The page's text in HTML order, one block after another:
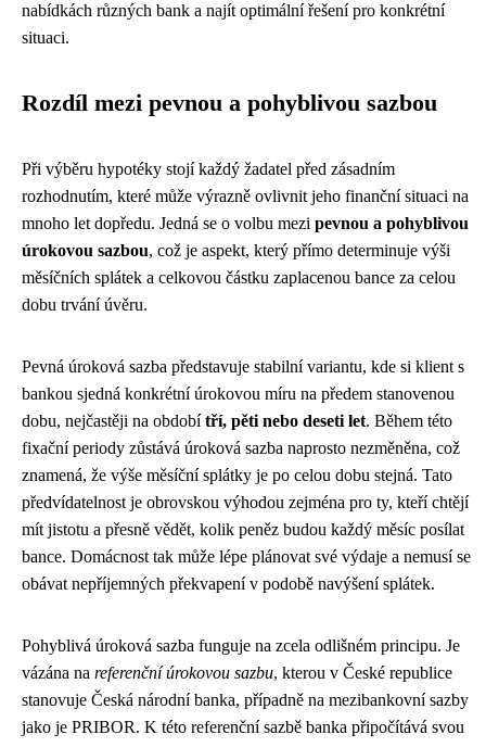
nabídkách různých bank a najít optimální řešení pro konkrétní
situaci.
Rozdíl mezi pevnou a pohyblivou sazbou
Při výběru hypotéky stojí každý žadatel před zásadním
rozhodnutím, které může výrazně ovlivnit jeho finanční situaci na
mnoho let dopředu. Jedná se o volbu mezi pevnou a pohyblivou
úrokovou sazbou, což je aspekt, který přímo determinuje výši
měsíčních splátek a celkovou částku zaplacenou bance za celou
dobu trvání úvěru.
Pevná úroková sazba představuje stabilní variantu, kde si klient s
bankou sjedná konkrétní úrokovou míru na předem stanovenou
dobu, nejčastěji na obdobítří, pěti nebo deseti let. Během této
fixační periody zůstává úroková sazba naprosto nezměněna, což
znamená, že výše měsíční splátky je po celou dobu stejná. Tato
předvídatelnost je obrovskou výhodou zejména pro ty, kteří chtějí
mít jistotu a přesně vědět, kolik peněz budou každý měsíc posílat
bance. Domácnost tak může lépe plánovat své výdaje a nemusí se
obávat nepříjemných překvapení v podobě navýšení splátek.
Pohyblivá úroková sazba funguje na zcela odlišném principu. Je
vázána na referenční úrokovou sazbu, kterou v České republice
stanovuje Česká národní banka, případně na mezibankovní sazby
jako je PRIBOR. K této referenční sazbě banka připočítává svou